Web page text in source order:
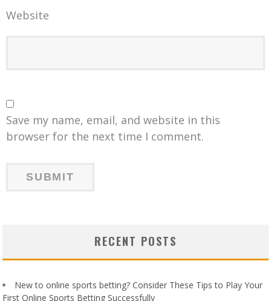
Website
Save my name, email, and website in this
browser for the next time I comment.
RECENT POSTS
New to online sports betting? Consider These Tips to Play Your
First Online Sports Betting Successfully